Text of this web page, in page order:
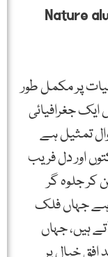
"Nature
پر مکمل طور
جغرافیائی
تمثیل ہے
اور دل فریب
کر جلوہ گر
ہے جہاں فلک
ہیں، جہاں
افقِ خیال پر